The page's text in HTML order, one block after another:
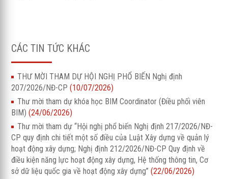
CÁC TIN TỨC KHÁC
THƯ MỜI THAM DỰ HỘI NGHỊ PHỔ BIẾN Nghị định
207/2026/NĐ-CP(10/07/2026)
Thư mời tham dự khóa học BIM Coordinator (Điều phối viên
BIM)(24/06/2026)
Thư mời tham dự “Hội nghị phổ biến Nghị định 217/2026/NĐ-
CP quy định chi tiết một số điều của Luật Xây dựng về quản lý
hoạt động xây dựng; Nghị định 212/2026/NĐ-CP Quy định về
điều kiện năng lực hoạt động xây dựng, Hệ thống thông tin, Cơ
sở dữ liệu quốc gia về hoạt động xây dựng”(22/06/2026)